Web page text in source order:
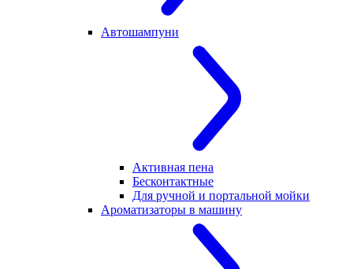
Автошампуни
Активная пена
Бесконтактные
Для ручной и портальной мойки
Ароматизаторы в машину